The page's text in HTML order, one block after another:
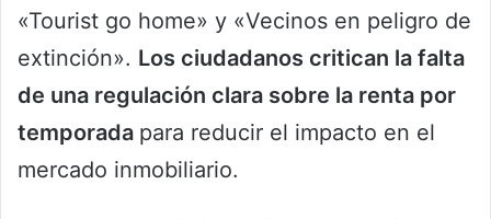
«Tourist go home» y «Vecinos en peligro de
extinción». Los ciudadanos critican la falta
de una regulación clara sobre la renta por
temporada para reducir el impacto en el
mercado inmobiliario.